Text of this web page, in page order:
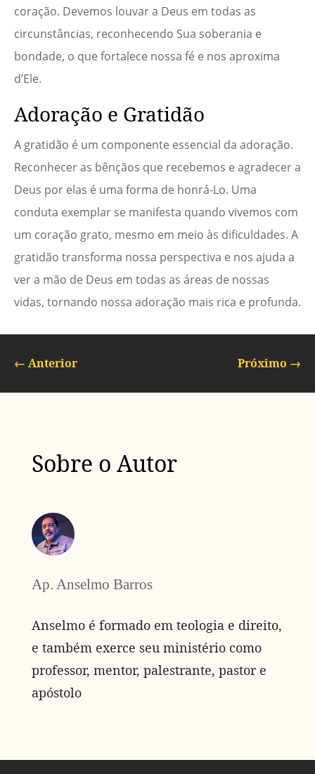
coração. Devemos louvar a Deus em todas as
circunstâncias, reconhecendo Sua soberania e
bondade, o que fortalece nossa fé e nos aproxima
d’Ele.
Adoração e Gratidão
A gratidão é um componente essencial da adoração.
Reconhecer as bênçãos que recebemos e agradecer a
Deus por elas é uma forma de honrá-Lo. Uma
conduta exemplar se manifesta quando vivemos com
um coração grato, mesmo em meio às dificuldades. A
gratidão transforma nossa perspectiva e nos ajuda a
ver a mão de Deus em todas as áreas de nossas
vidas, tornando nossa adoração mais rica e profunda.
← Anterior Próximo →
Sobre o Autor
Ap. Anselmo Barros
Anselmo é formado em teologia e direito,
e também exerce seu ministério como
professor, mentor, palestrante, pastor e
apóstolo